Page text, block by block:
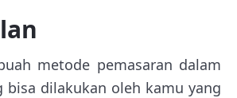
metode pemasaran dalam
bisa dilakukan oleh kamu yang